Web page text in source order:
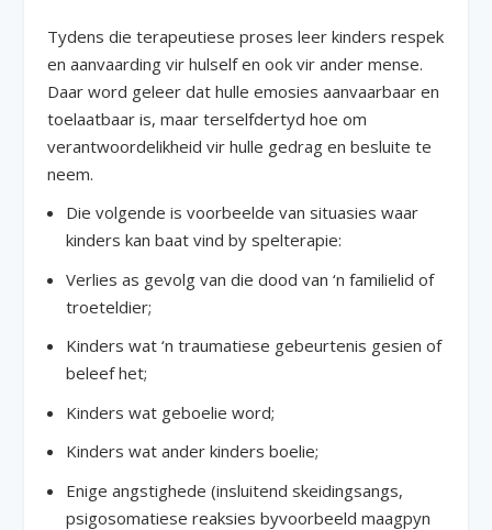
Tydens die terapeutiese proses leer kinders respek
en aanvaarding vir hulself en ook vir ander mense.
Daar word geleer dat hulle emosies aanvaarbaar en
toelaatbaar is, maar terselfdertyd hoe om
verantwoordelikheid vir hulle gedrag en besluite te
neem.
Die volgende is voorbeelde van situasies waar
kinders kan baat vind by spelterapie:
Verlies as gevolg van die dood van ‘n familielid of
troeteldier;
Kinders wat ‘n traumatiese gebeurtenis gesien of
beleef het;
Kinders wat geboelie word;
Kinders wat ander kinders boelie;
Enige angstighede (insluitend skeidingsangs,
psigosomatiese reaksies byvoorbeeld maagpyn